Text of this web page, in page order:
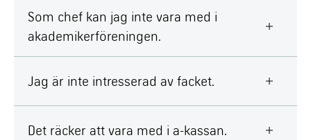
Som chef kan jag inte vara med i
akademikerföreningen.
Jag är inte intresserad av facket.
Det räcker att vara med i a-kassan.